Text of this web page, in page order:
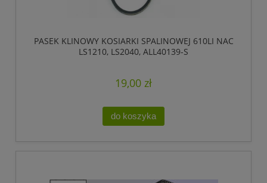
PASEK KLINOWY KOSIARKI SPALINOWEJ 610LI NAC
LS1210, LS2040, ALL40139-S
19,00 zł
do koszyka